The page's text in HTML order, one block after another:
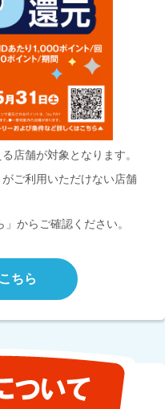
店舗が対象となります。
ご利用いただけない店舗
からご確認ください。
ちら